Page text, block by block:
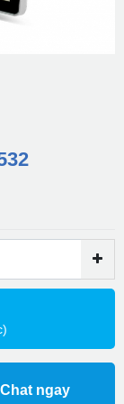
Chat ngay